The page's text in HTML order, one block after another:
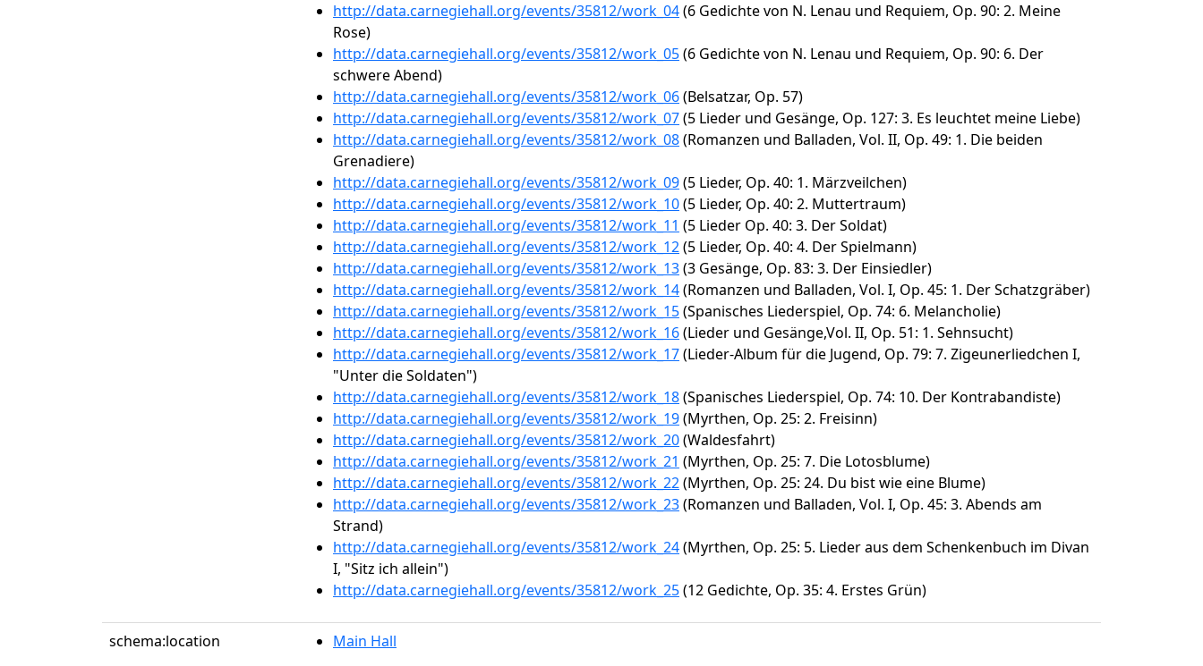
http://data.carnegiehall.org/events/35812/work_04(6 Gedichte von N. Lenau und Requiem, Op. 90: 2. Meine
Rose)
http://data.carnegiehall.org/events/35812/work_05(6 Gedichte von N. Lenau und Requiem, Op. 90: 6. Der
schwere Abend)
http://data.carnegiehall.org/events/35812/work_06(Belsatzar, Op. 57)
http://data.carnegiehall.org/events/35812/work_07(5 Lieder und Gesänge, Op. 127: 3. Es leuchtet meine Liebe)
http://data.carnegiehall.org/events/35812/work_08(Romanzen und Balladen, Vol. II, Op. 49: 1. Die beiden
Grenadiere)
http://data.carnegiehall.org/events/35812/work_09(5 Lieder, Op. 40: 1. Märzveilchen)
http://data.carnegiehall.org/events/35812/work_10(5 Lieder, Op. 40: 2. Muttertraum)
http://data.carnegiehall.org/events/35812/work_11 (5 Lieder Op. 40: 3. Der Soldat)
http://data.carnegiehall.org/events/35812/work_12(5 Lieder, Op. 40: 4. Der Spielmann)
http://data.carnegiehall.org/events/35812/work_13(3 Gesänge, Op. 83: 3. Der Einsiedler)
http://data.carnegiehall.org/events/35812/work_14(Romanzen und Balladen, Vol. I, Op. 45: 1. Der Schatzgräber)
http://data.carnegiehall.org/events/35812/work_15(Spanisches Liederspiel, Op. 74: 6. Melancholie)
http://data.carnegiehall.org/events/35812/work_16(Lieder und Gesänge,Vol. II, Op. 51: 1. Sehnsucht)
http://data.carnegiehall.org/events/35812/work_17(Lieder-Album für die Jugend, Op. 79: 7. Zigeunerliedchen I,
"Unter die Soldaten")
http://data.carnegiehall.org/events/35812/work_18(Spanisches Liederspiel, Op. 74: 10. Der Kontrabandiste)
http://data.carnegiehall.org/events/35812/work_19(Myrthen, Op. 25: 2. Freisinn)
http://data.carnegiehall.org/events/35812/work_20(Waldesfahrt)
http://data.carnegiehall.org/events/35812/work_21 (Myrthen, Op. 25: 7. Die Lotosblume)
http://data.carnegiehall.org/events/35812/work_22(Myrthen, Op. 25: 24. Du bist wie eine Blume)
http://data.carnegiehall.org/events/35812/work_23(Romanzen und Balladen, Vol. I, Op. 45: 3. Abends am
Strand)
http://data.carnegiehall.org/events/35812/work_24(Myrthen, Op. 25: 5. Lieder aus dem Schenkenbuch im Divan
I, "Sitz ich allein")
http://data.carnegiehall.org/events/35812/work_25(12 Gedichte, Op. 35: 4. Erstes Grün)
schema:location Main Hall